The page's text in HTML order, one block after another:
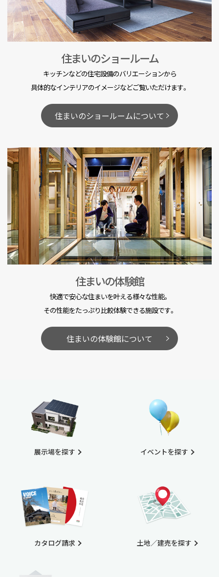
住まいのショールーム
キッチンなどの住宅設備のバリエーションから
具体的なインテリアのイメージなどご覧いただけます。
住まいのショールームについて
住まいの体験館
快適で安心な住まいを叶える様々な性能。
その性能をたっぷり比較体験できる施設です。
住まいの体験館について
展示場を探す
カタログ請求
イベントを探す
土地／建売を探す